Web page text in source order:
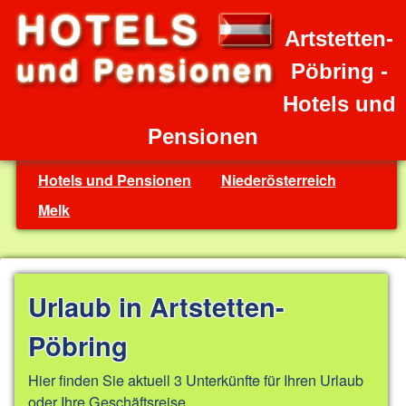
Artstetten-
Pöbring -
Hotels und
Pensionen
Hotels und Pensionen
Niederösterreich
Melk
Urlaub in Artstetten-
Pöbring
Hier finden Sie aktuell 3 Unterkünfte für Ihren Urlaub
oder Ihre Geschäftsreise.